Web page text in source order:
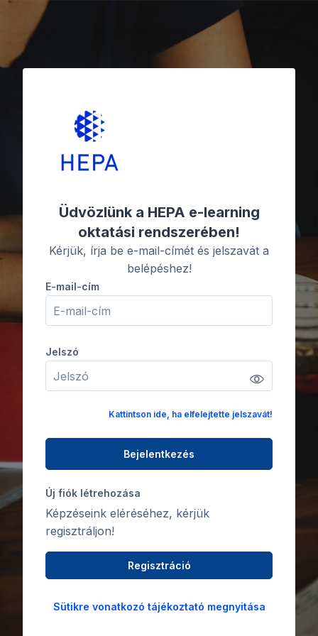
Tovább a fő tartalomhoz
Üdvözlünk a HEPA e-learning
oktatási rendszerében!
Kérjük, írja be e-mail-címét és jelszavát a
belépéshez!
Ugrás új fiók létrehozására
E-mail-cím
E-mail-cím
Jelszó
Jelszó
Kattintson ide, ha elfelejtette jelszavát!
Bejelentkezés
Új fiók létrehozása
Képzéseink eléréséhez, kérjük
regisztráljon!
Regisztráció
Sütikre vonatkozó tájékoztató megnyitása